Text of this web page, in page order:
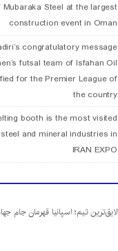
Steel at the largest
construction event in Oman
congratulatory message
futsal team of Isfahan Oil
for the Premier League of
the country
booth is the most visited
and mineral industries in
IRAN EXPO
لایق‌ترین تیم؛ اسپانیا قهرمان جام جهانی